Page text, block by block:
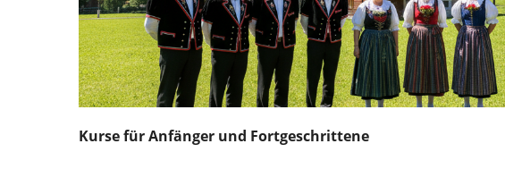
Kurse für Anfänger und Fortgeschrittene